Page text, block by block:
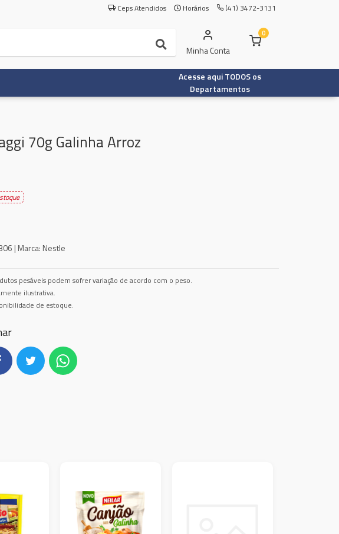
Ceps Atendidos Horários (41) 3472-3131
Minha Conta
0
Acesse aqui TODOS os
Departamentos
70g Galinha Arroz
| Marca: Nestle
pesáveis podem sofrer variação de acordo com o peso.
ilustrativa.
de estoque.